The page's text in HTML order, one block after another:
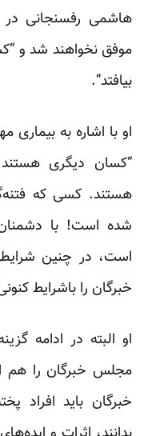
هاشمی رفسنجانی در
موفق نخواهند شد و
بیافتد”.
او با اشاره به بیماری
“کسان دیگری
هستند. کسی که
شده است! با
است، در چنین
خبرگان را باشرایط
او البته در ادامه
مجلس خبرگان را هم
خبرگان باید افراد